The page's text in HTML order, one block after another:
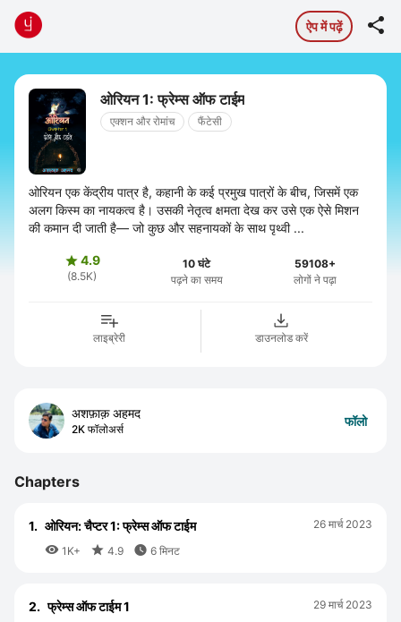
ऐप में पढ़ें 
ओरियन 1: फ्रेम्स ऑफ टाईम
एक्शन और रोमांच फैंटेसी
ओरियन एक केंद्रीय पात्र है, कहानी के कई प्रमुख पात्रों के बीच, जिसमें एक
अलग किस्म का नायकत्व है। उसकी नेतृत्व क्षमता देख कर उसे एक ऐसे मिशन
की कमान दी जाती है— जो कुछ और सहनायकों के साथ पृथ्वी ...
4.9
(8.5K)
10 घंटे
पढ़ने का समय
59108+
लोगों ने पढ़ा
लाइब्रेरी डाउनलोड करें
अशफ़ाक़ अहमद
2K फॉलोअर्स
फॉलो
Chapters
1. ओरियन: चैप्टर 1: फ्रेम्स ऑफ टाईम
 1K+  4.9  6 मिनट
26 मार्च 2023
2. फ्रेम्स ऑफ टाईम 1 29 मार्च 2023